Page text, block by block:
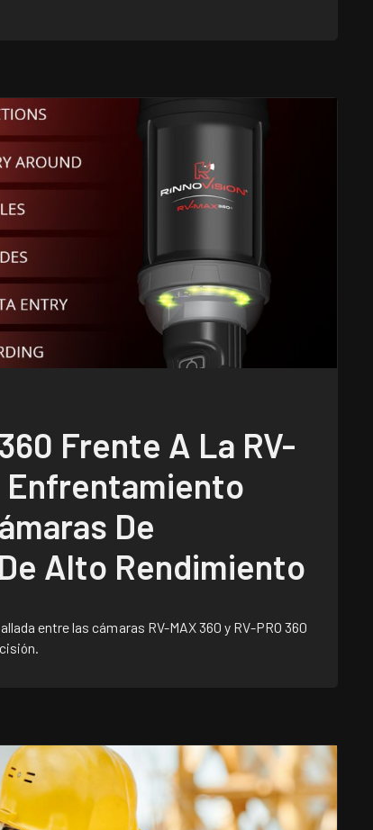
Frente A La RV-
Enfrentamiento
De
Alto Rendimiento
entre las cámaras RV-MAX 360 y RV-PRO 360